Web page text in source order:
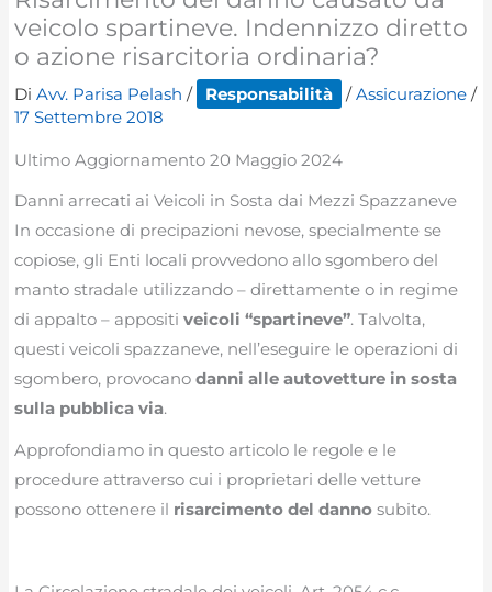
veicolo spartineve. Indennizzo diretto
o azione risarcitoria ordinaria?
DiAvv. Parisa Pelash/ Responsabilità /Assicurazione /
17 Settembre 2018
Ultimo Aggiornamento 20 Maggio 2024
Danni arrecati ai Veicoli in Sosta dai Mezzi Spazzaneve
In occasione di precipazioni nevose, specialmente se
copiose, gli Enti locali provvedono allo sgombero del
manto stradale utilizzando – direttamente o in regime
di appalto – appositiveicoli “spartineve”. Talvolta,
questi veicoli spazzaneve, nell’eseguire le operazioni di
sgombero, provocanodanni alle autovetture in sosta
sulla pubblica via.
Approfondiamo in questo articolo le regole e le
procedure attraverso cui i proprietari delle vetture
possono ottenere il risarcimento del danno subito.